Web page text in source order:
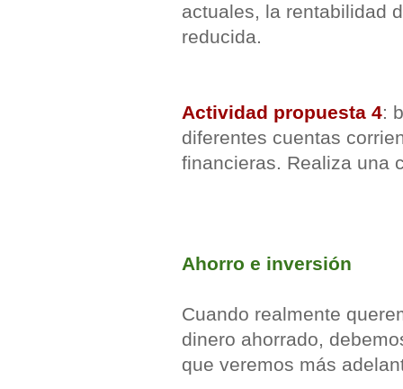
actuales, la rentabilidad
reducida.
Actividad propuesta 4:
diferentes cuentas
financieras. Realiza una
Ahorro e inversión
Cuando realmente
dinero ahorrado,
que veremos más